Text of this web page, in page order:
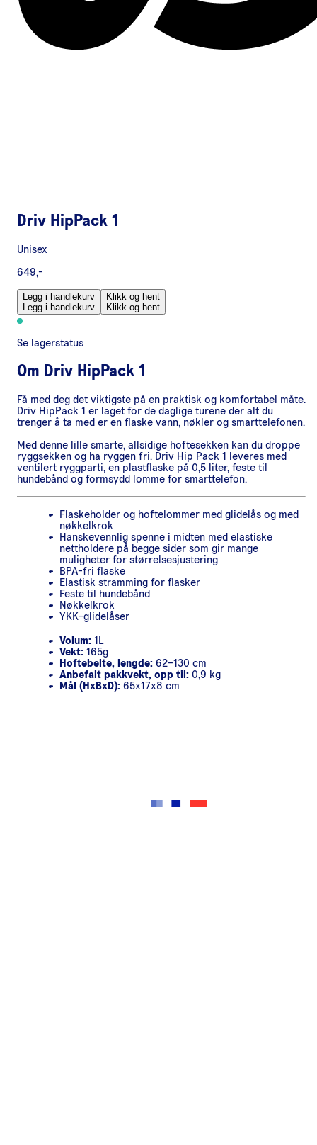
Driv HipPack 1
Unisex
649,-
Legg i handlekurv
Legg i handlekurv
Klikk og hent
Klikk og hent
Se lagerstatus
Om Driv HipPack 1
Få med deg det viktigste på en praktisk og komfortabel måte.
Driv HipPack 1 er laget for de daglige turene der alt du
trenger å ta med er en flaske vann, nøkler og smarttelefonen.
Med denne lille smarte, allsidige hoftesekken kan du droppe
ryggsekken og ha ryggen fri. Driv Hip Pack 1 leveres med
ventilert ryggparti, en plastflaske på 0,5 liter, feste til
hundebånd og formsydd lomme for smarttelefon.
Flaskeholder og hoftelommer med glidelås og med
nøkkelkrok
Hanskevennlig spenne i midten med elastiske
nettholdere på begge sider som gir mange
muligheter for størrelsesjustering
BPA-fri flaske
Elastisk stramming for flasker
Feste til hundebånd
Nøkkelkrok
YKK-glidelåser
Volum: 1L
Vekt: 165g
Hoftebelte, lengde: 62–130 cm
Anbefalt pakkvekt, opp til: 0,9 kg
Mål (HxBxD): 65x17x8 cm